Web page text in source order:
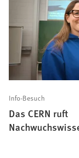
Info-Besuch
Das CERN ruft